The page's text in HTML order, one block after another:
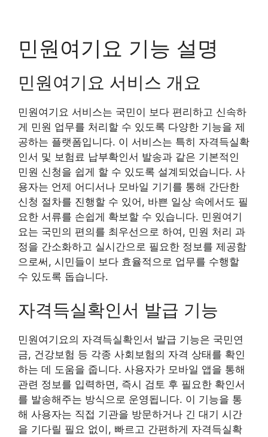
민원여기요 기능 설명
민원여기요 서비스 개요
민원여기요 서비스는 국민이 보다 편리하고 신속하
게 민원 업무를 처리할 수 있도록 다양한 기능을 제
공하는 플랫폼입니다. 이 서비스는 특히 자격득실확
인서 및 보험료 납부확인서 발송과 같은 기본적인
민원 신청을 쉽게 할 수 있도록 설계되었습니다. 사
용자는 언제 어디서나 모바일 기기를 통해 간단한
신청 절차를 진행할 수 있어, 바쁜 일상 속에서도 필
요한 서류를 손쉽게 확보할 수 있습니다. 민원여기
요는 국민의 편의를 최우선으로 하여, 민원 처리 과
정을 간소화하고 실시간으로 필요한 정보를 제공함
으로써, 시민들이 보다 효율적으로 업무를 수행할
수 있도록 돕습니다.
자격득실확인서 발급 기능
민원여기요의 자격득실확인서 발급 기능은 국민연
금, 건강보험 등 각종 사회보험의 자격 상태를 확인
하는 데 도움을 줍니다. 사용자가 모바일 앱을 통해
관련 정보를 입력하면, 즉시 검토 후 필요한 확인서
를 발송해주는 방식으로 운영됩니다. 이 기능을 통
해 사용자는 직접 기관을 방문하거나 긴 대기 시간
을 기다릴 필요 없이, 빠르고 간편하게 자격득실확